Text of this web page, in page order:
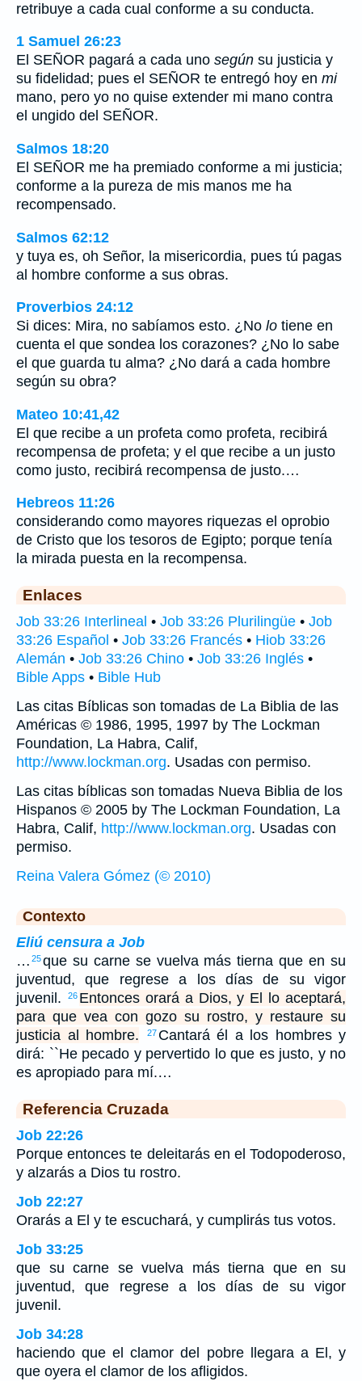
retribuye a cada cual conforme a su conducta.
1 Samuel 26:23
El SEÑOR pagará a cada uno según su justicia y
su fidelidad; pues el SEÑOR te entregó hoy en mi
mano, pero yo no quise extender mi mano contra
el ungido del SEÑOR.
Salmos 18:20
El SEÑOR me ha premiado conforme a mi justicia;
conforme a la pureza de mis manos me ha
recompensado.
Salmos 62:12
y tuya es, oh Señor, la misericordia, pues tú pagas
al hombre conforme a sus obras.
Proverbios 24:12
Si dices: Mira, no sabíamos esto. ¿No lo tiene en
cuenta el que sondea los corazones? ¿No lo sabe
el que guarda tu alma? ¿No dará a cada hombre
según su obra?
Mateo 10:41,42
El que recibe a un profeta como profeta, recibirá
recompensa de profeta; y el que recibe a un justo
como justo, recibirá recompensa de justo.…
Hebreos 11:26
considerando como mayores riquezas el oprobio
de Cristo que los tesoros de Egipto; porque tenía
la mirada puesta en la recompensa.
Enlaces
Job 33:26 Interlineal • Job 33:26 Plurilingüe • Job
33:26 Español • Job 33:26 Francés • Hiob 33:26
Alemán • Job 33:26 Chino • Job 33:26 Inglés •
Bible Apps • Bible Hub
Las citas Bíblicas son tomadas de La Biblia de las
Américas © 1986, 1995, 1997 by The Lockman
Foundation, La Habra, Calif,
http://www.lockman.org. Usadas con permiso.
Las citas bíblicas son tomadas Nueva Biblia de los
Hispanos © 2005 by The Lockman Foundation, La
Habra, Calif, http://www.lockman.org. Usadas con
permiso.
Reina Valera Gómez (© 2010)
Contexto
Eliú censura a Job
… 25que su carne se vuelva más tierna que en su
juventud, que regrese a los días de su vigor
juvenil.
26 Entonces orará a Dios, y El lo aceptará,
para que vea con gozo su rostro, y restaure su
justicia al hombre.
27 Cantará él a los hombres y
dirá: ``He pecado y pervertido lo que es justo, y no
es apropiado para mí.…
Referencia Cruzada
Job 22:26
Porque entonces te deleitarás en el Todopoderoso,
y alzarás a Dios tu rostro.
Job 22:27
Orarás a El y te escuchará, y cumplirás tus votos.
Job 33:25
que su carne se vuelva más tierna que en su
juventud, que regrese a los días de su vigor
juvenil.
Job 34:28
haciendo que el clamor del pobre llegara a El, y
que oyera el clamor de los afligidos.